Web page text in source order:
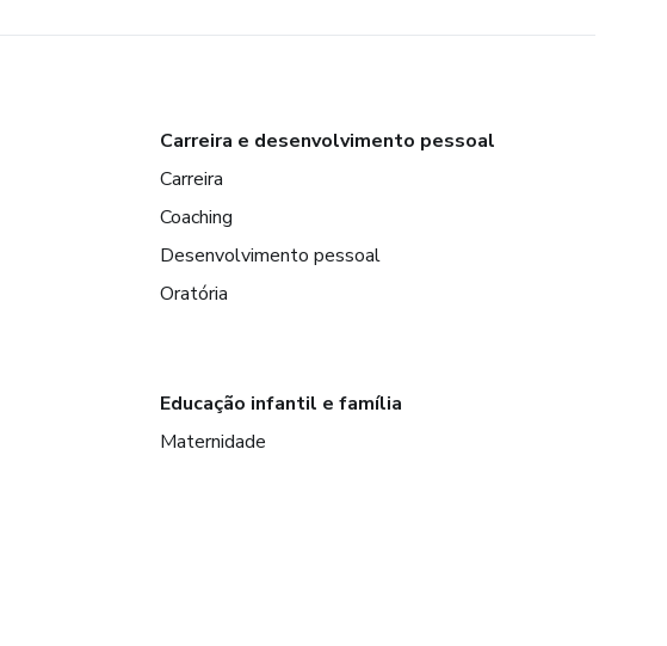
Carreira e desenvolvimento pessoal
Carreira
Coaching
Desenvolvimento pessoal
Oratória
Educação infantil e família
Maternidade